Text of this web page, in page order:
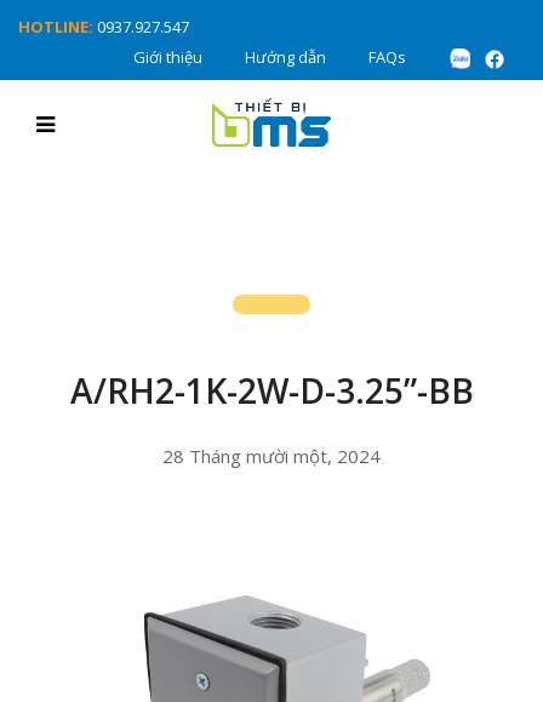
HOTLINE: 0937.927.547
Giới thiệu
Hướng dẫn FAQs
A/RH2-1K-2W-D-3.25”-BB
28 Tháng mười một, 2024